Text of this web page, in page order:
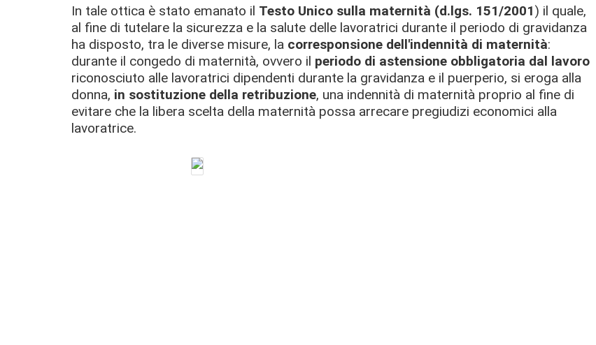
In tale ottica è stato emanato il Testo Unico sulla maternità (d.lgs. 151/2001) il quale,
al fine di tutelare la sicurezza e la salute delle lavoratrici durante il periodo di gravidanza
ha disposto, tra le diverse misure, la corresponsione dell'indennità di maternità:
durante il congedo di maternità, ovvero il periodo di astensione obbligatoria dal lavoro
riconosciuto alle lavoratrici dipendenti durante la gravidanza e il puerperio, si eroga alla
donna, in sostituzione della retribuzione, una indennità di maternità proprio al fine di
evitare che la libera scelta della maternità possa arrecare pregiudizi economici alla
lavoratrice.